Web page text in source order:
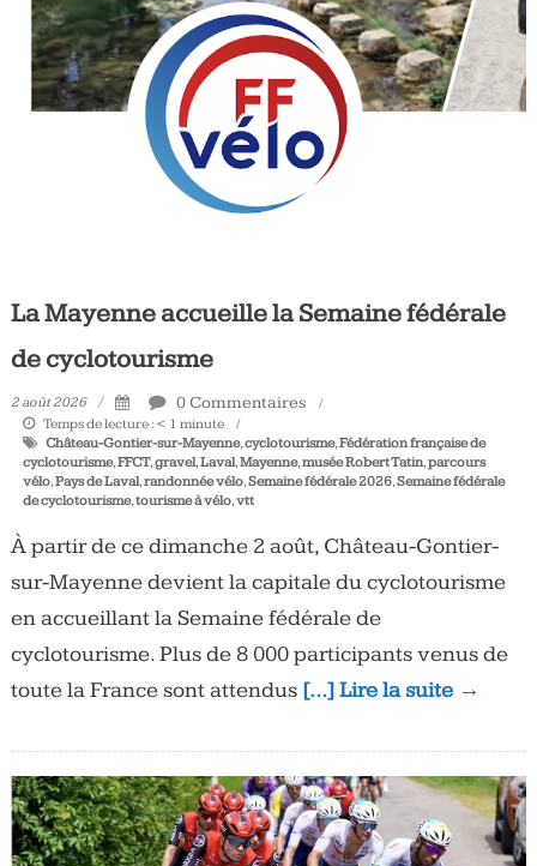
Tous
jours,
votre
La Mayenne accueille la Semaine fédérale
de cyclotourisme
2 août 2026 0 Commentaires
Temps de lecture : < 1 minute
Château-Gontier-sur-Mayenne,cyclotourisme,Fédération française de
cyclotourisme,FFCT,gravel,Laval,Mayenne,musée Robert Tatin,parcours
vélo,Pays de Laval,randonnée vélo,Semaine fédérale 2026,Semaine fédérale
de cyclotourisme,tourisme à vélo,vtt
À partir de ce dimanche 2 août, Château-Gontier-
sur-Mayenne devient la capitale du cyclotourisme
en accueillant la Semaine fédérale de
cyclotourisme. Plus de 8 000 participants venus de
toute la France sont attendus […] Lire la suite →